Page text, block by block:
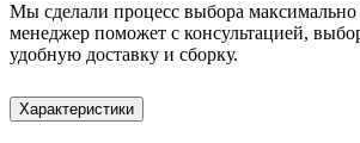
Мы сделали процесс выбора
менеджер поможет с консультацией,
удобную доставку и сборку.
Характеристики